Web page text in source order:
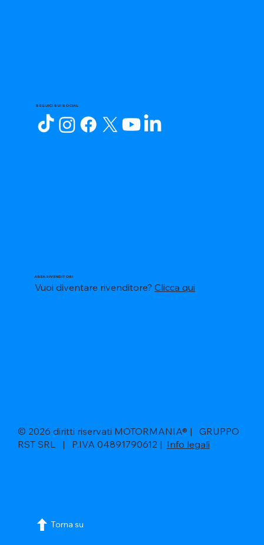
SEGUICI SUI SOCIAL
AREA RIVENDITORI
Vuoi diventare rivenditore?Clicca qui
© 2026 diritti riservati MOTORMANIA® | GRUPPO
RST SRL | P.IVA 04891790612 | Info legali
Torna su